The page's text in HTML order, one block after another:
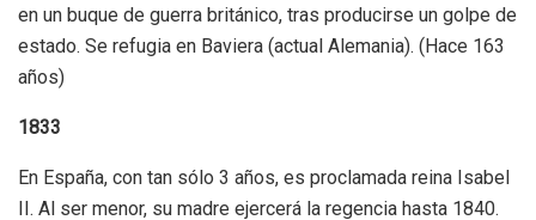
en un buque de guerra británico, tras producirse un golpe de
estado. Se refugia en Baviera (actual Alemania). (Hace 163
años)
1833
En España, con tan sólo 3 años, es proclamada reina Isabel
II. Al ser menor, su madre ejercerá la regencia hasta 1840.